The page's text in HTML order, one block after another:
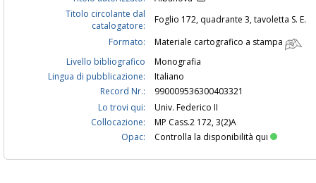
Titolo circolante dal
catalogatore:
Foglio 172, quadrante 3, tavoletta S. E.
Formato:
Materiale cartografico a stampa
Livello bibliografico
Monografia
Lingua di pubblicazione:
Italiano
Record Nr.:
990009536300403321
Lo trovi qui:
Univ. Federico II
Collocazione:
MP Cass.2 172, 3(2)A
Opac:
Controlla la disponibilità qui